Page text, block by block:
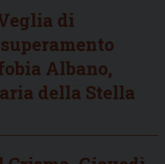
di
Albano,
della Stella